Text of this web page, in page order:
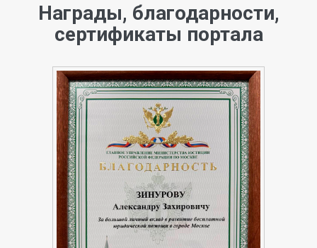
Награды, благодарности,
сертификаты портала